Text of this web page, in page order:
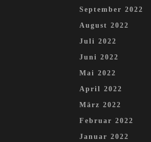
September 2022
August 2022
Juli 2022
Juni 2022
Mai 2022
April 2022
März 2022
Februar 2022
Januar 2022